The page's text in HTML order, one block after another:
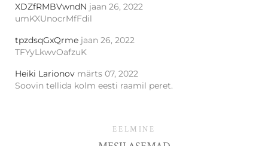
XDZfRMBVwndN jaan 26, 2022
umKXUnocrMfFdil
tpzdsqGxQrme jaan 26, 2022
TFYyLkwvOafzuK
Heiki Larionov märts 07, 2022
Soovin tellida kolm eesti raamil peret.
EELMINE